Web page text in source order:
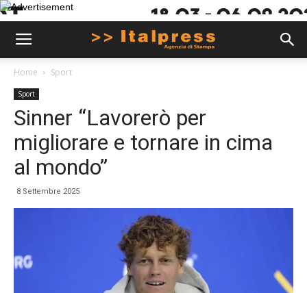
Home Sport
Sport
Sinner “Lavorerò per
migliorare e tornare in cima
al mondo”
8 Settembre 2025